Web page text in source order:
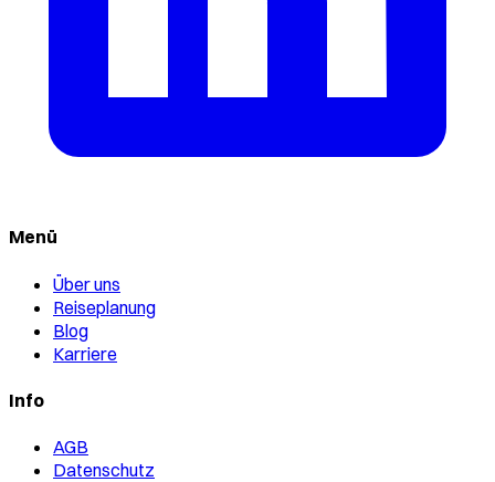
Menü
Über uns
Reiseplanung
Blog
Karriere
Info
AGB
Datenschutz